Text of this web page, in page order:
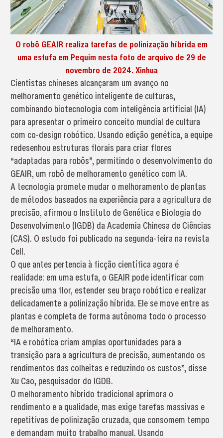
O robô GEAIR realiza tarefas de polinização híbrida em
uma estufa em Pequim nesta foto de arquivo de 29 de
novembro de 2024. Xinhua
Cientistas chineses alcançaram um avanço no
melhoramento genético inteligente de culturas,
combinando biotecnologia com inteligência artificial (IA)
para apresentar o primeiro conceito mundial de cultura
com co-design robótico. Usando edição genética, a equipe
redesenhou estruturas florais para criar flores
“adaptadas para robôs”, permitindo o desenvolvimento do
GEAIR, um robô de melhoramento genético com IA.
A tecnologia promete mudar o melhoramento de plantas
de métodos baseados na experiência para a agricultura de
precisão, afirmou o Instituto de Genética e Biologia do
Desenvolvimento (IGDB) da Academia Chinesa de Ciências
(CAS). O estudo foi publicado na segunda-feira na revista
Cell.
O que antes pertencia à ficção científica agora é
realidade: em uma estufa, o GEAIR pode identificar com
precisão uma flor, estender seu braço robótico e realizar
delicadamente a polinização híbrida. Ele se move entre as
plantas e completa de forma autônoma todo o processo
de melhoramento.
“IA e robótica criam amplas oportunidades para a
transição para a agricultura de precisão, aumentando os
rendimentos das colheitas e reduzindo os custos”, disse
Xu Cao, pesquisador do IGDB.
O melhoramento híbrido tradicional aprimora o
rendimento e a qualidade, mas exige tarefas massivas e
repetitivas de polinização cruzada, que consomem tempo
e demandam muito trabalho manual. Usando